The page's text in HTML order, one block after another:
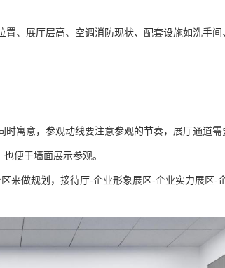
、展厅层高、空调消防现状、配套设施如洗手间
寓意，参观动线要注意参观的节奏，展厅通道需
便于墙面展示参观。
来做规划，接待厅-企业形象展区-企业实力展区-